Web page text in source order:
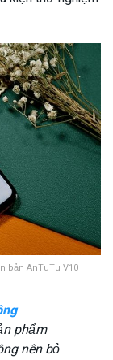
bản AnTuTu V10
phẩm
nên bỏ